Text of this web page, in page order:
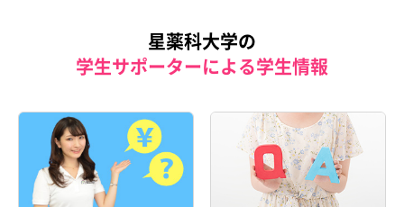
星薬科大学の
学生サポーターによる学生情報